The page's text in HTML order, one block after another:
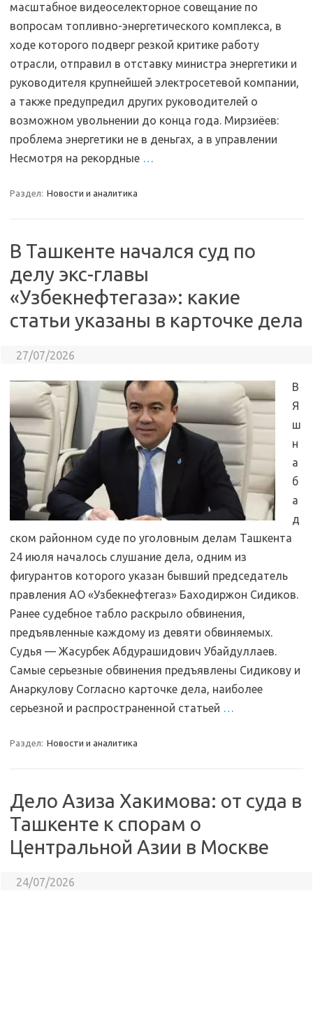
масштабное видеоселекторное совещание по
вопросам топливно-энергетического комплекса, в
ходе которого подверг резкой критике работу
отрасли, отправил в отставку министра энергетики и
руководителя крупнейшей электросетевой компании,
а также предупредил других руководителей о
возможном увольнении до конца года. Мирзиёев:
проблема энергетики не в деньгах, а в управлении
Несмотря на рекордные …
Раздел: Новости и аналитика
В Ташкенте начался суд по
делу экс-главы
«Узбекнефтегаза»: какие
статьи указаны в карточке дела
27/07/2026
В
Я
ш
н
а
б
а
д
ском районном суде по уголовным делам Ташкента
24 июля началось слушание дела, одним из
фигурантов которого указан бывший председатель
правления АО «Узбекнефтегаз» Баходиржон Сидиков.
Ранее судебное табло раскрыло обвинения,
предъявленные каждому из девяти обвиняемых.
Судья — Жасурбек Абдурашидович Убайдуллаев.
Самые серьезные обвинения предъявлены Сидикову и
Анаркулову Согласно карточке дела, наиболее
серьезной и распространенной статьей …
Раздел: Новости и аналитика
Дело Азиза Хакимова: от суда в
Ташкенте к спорам о
Центральной Азии в Москве
24/07/2026